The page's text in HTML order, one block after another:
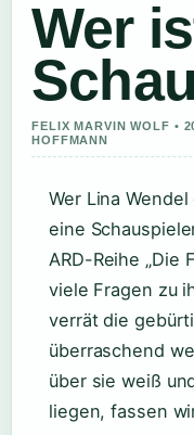
Wer
FELIX MARVIN WOLF •
HOFFMANN
Wer Lina
eine
ARD-Reihe „Die
viele Fragen zu
verrät die
überraschend
über sie weiß
liegen, fassen